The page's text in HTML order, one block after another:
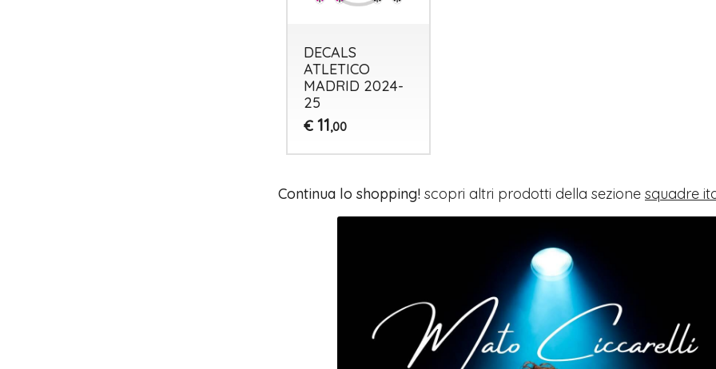
DECALS
ATLETICO
MADRID 2024-
25
€ 11,00
Continua lo shopping!scopri altri prodotti della sezione squadre